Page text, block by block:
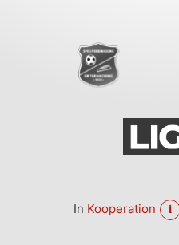
In Kooperation